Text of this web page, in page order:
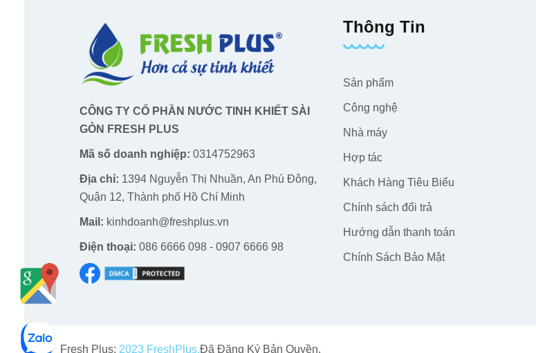
CÔNG TY CỔ PHẦN NƯỚC TINH KHIẾT SÀI
GÒN FRESH PLUS
Mã số doanh nghiệp: 0314752963
Địa chỉ: 1394 Nguyễn Thị Nhuần, An Phú Đông,
Quận 12, Thành phố Hồ Chí Minh
Mail: kinhdoanh@freshplus.vn
Điện thoại: 086 6666 098 - 0907 6666 98
Thông Tin
Sản phẩm
Công nghệ
Nhà máy
Hợp tác
Khách Hàng Tiêu Biểu
Chính sách đổi trả
Hướng dẫn thanh toán
Chính Sách Bảo Mật
Fresh Plus; 2023 FreshPlus.Đã Đăng Ký Bản Quyền.